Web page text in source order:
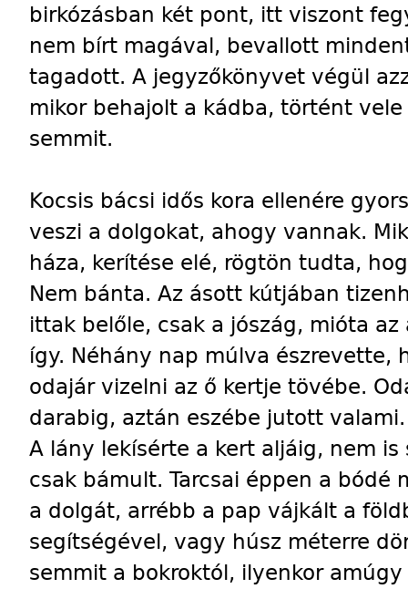
birkózásban két pont, itt viszont
nem bírt magával, bevallott
tagadott. A jegyzőkönyvet végül
mikor behajolt a kádba, történt
semmit.
Kocsis bácsi idős kora ellenére
veszi a dolgokat, ahogy vannak.
háza, kerítése elé, rögtön tudta,
Nem bánta. Az ásott kútjában
ittak belőle, csak a jószág, mióta az
így. Néhány nap múlva észrevette,
odajár vizelni az ő kertje tövébe.
darabig, aztán eszébe jutott
A lány lekísérte a kert aljáig, nem
csak bámult. Tarcsai éppen a bódé
a dolgát, arrébb a pap vájkált a
segítségével, vagy húsz méterre
semmit a bokroktól, ilyenkor